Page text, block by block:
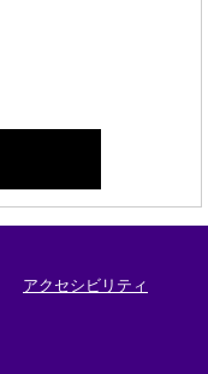
アクセシビリティ